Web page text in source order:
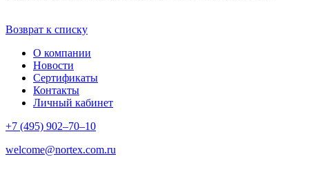
Возврат к списку
О компании
Новости
Сертификаты
Контакты
Личный кабинет
+7 (495) 902–70–10
welcome@nortex.com.ru